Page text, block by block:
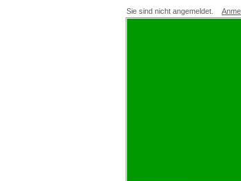
Sie sind nicht angemeldet.